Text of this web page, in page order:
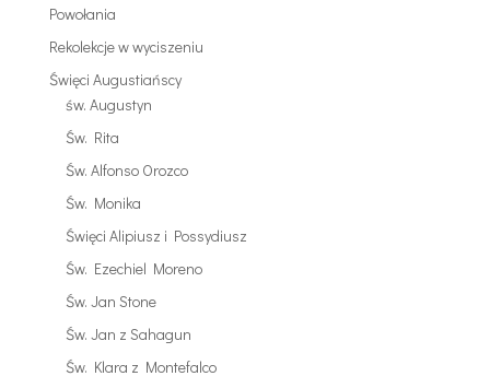
Powołania
Rekolekcje w wyciszeniu
Święci Augustiańscy
św. Augustyn
Św. Rita
Św. Alfonso Orozco
Św. Monika
Święci Alipiusz i Possydiusz
Św. Ezechiel Moreno
Św. Jan Stone
Św. Jan z Sahagun
Św. Klara z Montefalco